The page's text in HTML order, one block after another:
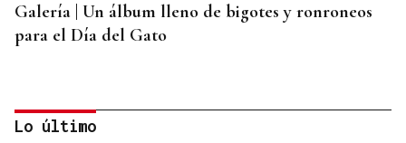
Galería | Un álbum lleno de bigotes y ronroneos
para el Día del Gato
Lo último